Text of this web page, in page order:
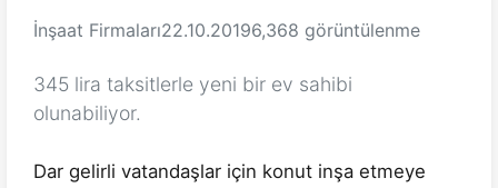
İnşaat Firmaları22.10.20196,368 görüntülenme
345 lira taksitlerle yeni bir ev sahibi
olunabiliyor.
Dar gelirli vatandaşlar için konut inşa etmeye